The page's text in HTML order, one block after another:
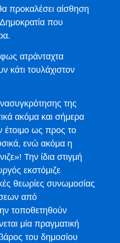
προκαλέσει αίσθηση
Δημοκρατία που
ατράνταχτα
κάτι τουλάχιστον
της
ακόμα και σήμερα
έτοιμο ως προς το
ενώ ακόμα η
Την ίδια στιγμή
εκστόμιζε
θεωρίες συνωμοσίας
από
τοποθετηθούν
μία πραγματική
του δημοσίου